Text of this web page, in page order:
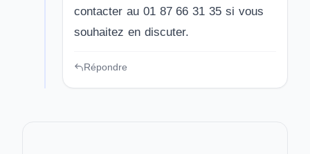
contacter au 01 87 66 31 35 si vous
souhaitez en discuter.
Répondre